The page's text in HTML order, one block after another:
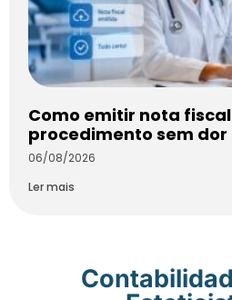
Como emitir nota
procedimento sem
06/08/2026
Ler mais